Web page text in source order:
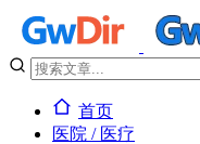
首页
医院 / 医疗